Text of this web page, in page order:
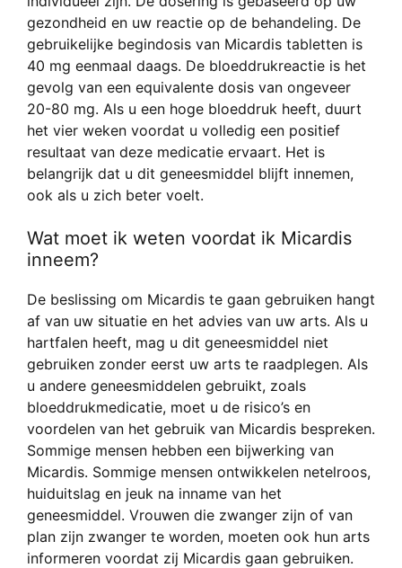
gezondheid en uw reactie op de behandeling. De
gebruikelijke begindosis van Micardis tabletten is
40 mg eenmaal daags. De bloeddrukreactie is het
gevolg van een equivalente dosis van ongeveer
20-80 mg. Als u een hoge bloeddruk heeft, duurt
het vier weken voordat u volledig een positief
resultaat van deze medicatie ervaart. Het is
belangrijk dat u dit geneesmiddel blijft innemen,
ook als u zich beter voelt.
Wat moet ik weten voordat ik Micardis
inneem?
De beslissing om Micardis te gaan gebruiken hangt
af van uw situatie en het advies van uw arts. Als u
hartfalen heeft, mag u dit geneesmiddel niet
gebruiken zonder eerst uw arts te raadplegen. Als
u andere geneesmiddelen gebruikt, zoals
bloeddrukmedicatie, moet u de risico’s en
voordelen van het gebruik van Micardis bespreken.
Sommige mensen hebben een bijwerking van
Micardis. Sommige mensen ontwikkelen netelroos,
huiduitslag en jeuk na inname van het
geneesmiddel. Vrouwen die zwanger zijn of van
plan zijn zwanger te worden, moeten ook hun arts
informeren voordat zij Micardis gaan gebruiken.